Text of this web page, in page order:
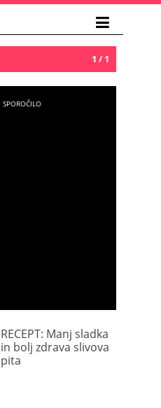
1 / 1
RECEPT: Manj sladka
in bolj zdrava slivova
pita